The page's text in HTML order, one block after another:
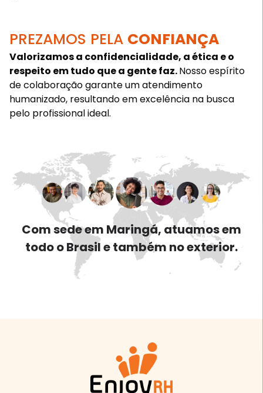
PREZAMOS PELA CONFIANÇA
Valorizamos a confidencialidade, a ética e o
respeito em tudo que a gente faz.Nosso espírito
de colaboração garante um atendimento
humanizado, resultando em excelência na busca
pelo profissional ideal.
Com sede em Maringá, atuamos em
todo o Brasil e também no exterior.